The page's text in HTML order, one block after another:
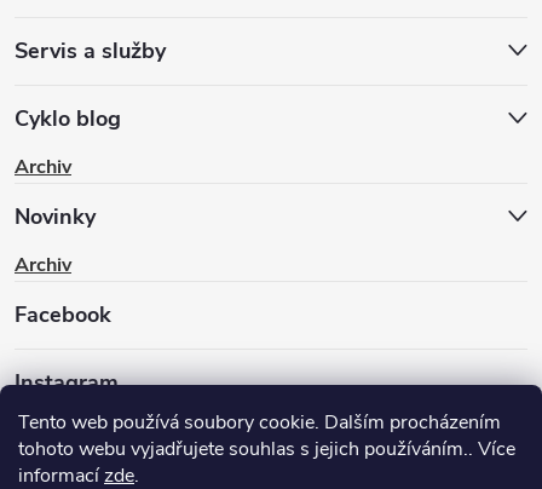
Tento web používá soubory cookie. Dalším procházením
tohoto webu vyjadřujete souhlas s jejich používáním.. Více
informacízde.
Servis a služby
Cyklo blog
Archiv
Novinky
Archiv
Facebook
Instagram